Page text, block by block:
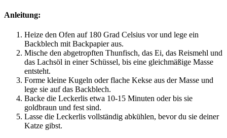
Anleitung:
Heize den Ofen auf 180 Grad Celsius vor und lege ein
Backblech mit Backpapier aus.
Mische den abgetropften Thunfisch, das Ei, das Reismehl und
das Lachsöl in einer Schüssel, bis eine gleichmäßige Masse
entsteht.
Forme kleine Kugeln oder flache Kekse aus der Masse und
lege sie auf das Backblech.
Backe die Leckerlis etwa 10-15 Minuten oder bis sie
goldbraun und fest sind.
Lasse die Leckerlis vollständig abkühlen, bevor du sie deiner
Katze gibst.